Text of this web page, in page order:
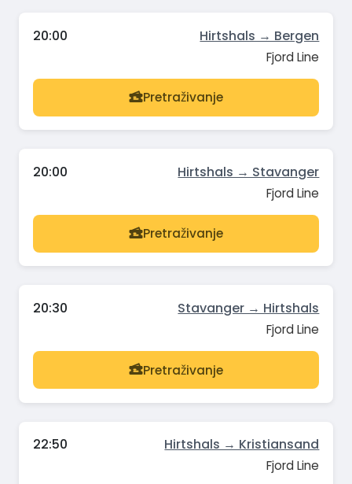
20:00 Hirtshals → Bergen
Fjord Line
Pretraživanje
20:00 Hirtshals → Stavanger
Fjord Line
Pretraživanje
20:30 Stavanger → Hirtshals
Fjord Line
Pretraživanje
22:50 Hirtshals → Kristiansand
Fjord Line